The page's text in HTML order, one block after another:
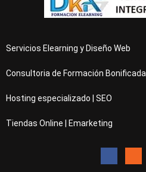
Servicios Elearning y Diseño Web
Consultoria de Formación Bonificada
Hosting especializado | SEO
Tiendas Online | Emarketing